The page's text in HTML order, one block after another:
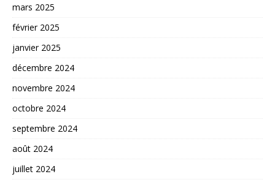
mars 2025
février 2025
janvier 2025
décembre 2024
novembre 2024
octobre 2024
septembre 2024
août 2024
juillet 2024